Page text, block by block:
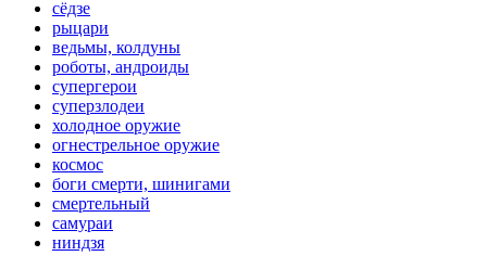
сёдзе
рыцари
ведьмы, колдуны
роботы, андроиды
супергерои
суперзлодеи
холодное оружие
огнестрельное оружие
космос
боги смерти, шинигами
смертельный
самураи
ниндзя